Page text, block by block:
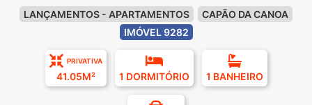
LANÇAMENTOS - APARTAMENTOS
CAPÃO DA CANOA
IMÓVEL 9282
PRIVATIVA
41.05M² 1 DORMITÓRIO 1 BANHEIRO